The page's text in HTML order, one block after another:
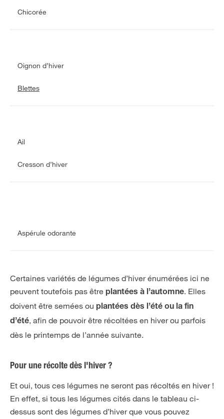
Chicorée
Oignon d’hiver
Blettes
Ail
Cresson d’hiver
Aspérule odorante
Certaines variétés de légumes d’hiver énumérées ici ne
peuvent toutefois pas être plantées à l’automne. Elles
doivent être semées ou plantées dès l’été ou la fin
d’été, afin de pouvoir être récoltées en hiver ou parfois
dès le printemps de l’année suivante.
Pour une récolte dès l'hiver ?
Et oui, tous ces légumes ne seront pas récoltés en hiver !
En effet, si tous les légumes cités dans le tableau ci-
dessus sont des légumes d’hiver que vous pouvez